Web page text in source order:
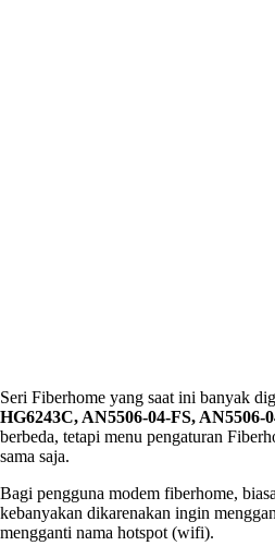
Seri Fiberhome yang saat ini banyak
HG6243C, AN5506-04-FS, AN5506-
berbeda, tetapi menu pengaturan
sama saja.
Bagi pengguna modem fiberhome,
kebanyakan dikarenakan ingin
mengganti nama hotspot (wifi).